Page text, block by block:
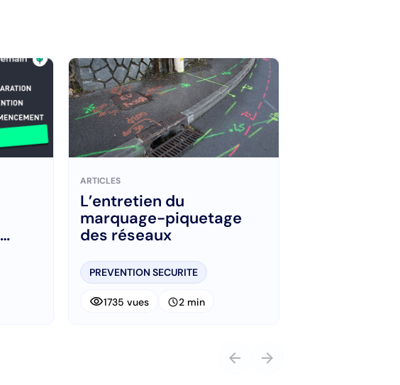
ARTICLES
L’entretien du
marquage-piquetage
des réseaux
PREVENTION SECURITE
visibility1735 vues schedule2 min
arrow_back arrow_forward